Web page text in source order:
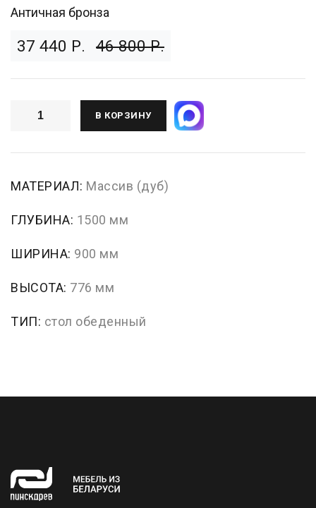
Античная бронза
37 440 Р. 46 800 Р.
В КОРЗИНУ
МАТЕРИАЛ: Массив (дуб)
ГЛУБИНА: 1500 мм
ШИРИНА: 900 мм
ВЫСОТА: 776 мм
ТИП: стол обеденный